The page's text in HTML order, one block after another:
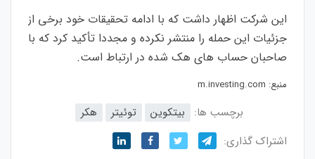
این شرکت اظهار داشت که با ادامه تحقیقات خود برخی از
جزئیات این حمله را منتشر نکرده و مجددا تأکید کرد که با
صاحبان حساب های هک شده در ارتباط است.
منبع: m.investing.com
برچسب ها: بیتکوین توئیتر
هکر
اشتراک گذاری: